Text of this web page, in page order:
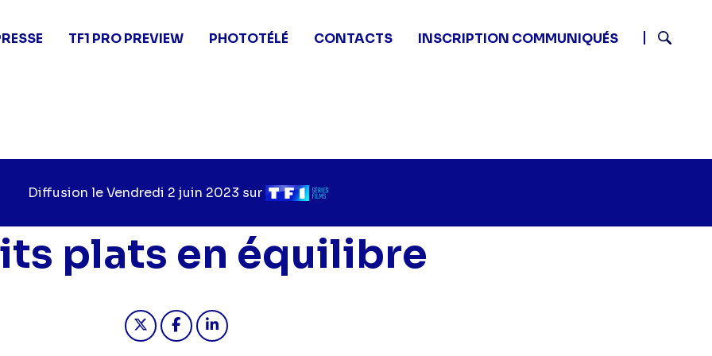
TF1 PRO PREVIEW PHOTOTÉLÉ CONTACTS
INSCRIPTION COMMUNIQUÉS
Diffusion leJour
diffusion
Vendredi 2 juin 2023 sur Chaîne
diffusion
plats en équilibre
Partager "2023-06-02 20:55 - Petits plats en équilibre - EM Programmation" sur
Partager "2023-06-02 20:55 - Petits plats en équilibre - EM Programmation"